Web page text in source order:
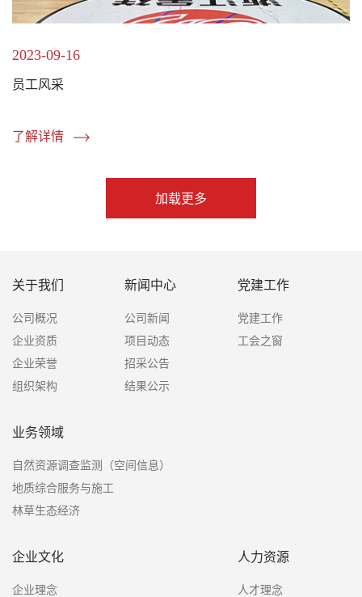
2023-09-16
员工风采
了解详情
加载更多
关于我们
公司概况
企业资质
企业荣誉
组织架构
新闻中心
公司新闻
项目动态
招采公告
结果公示
党建工作
党建工作
工会之窗
业务领域
自然资源调查监测（空间信息）
地质综合服务与施工
林草生态经济
企业文化
企业理念
人力资源
人才理念